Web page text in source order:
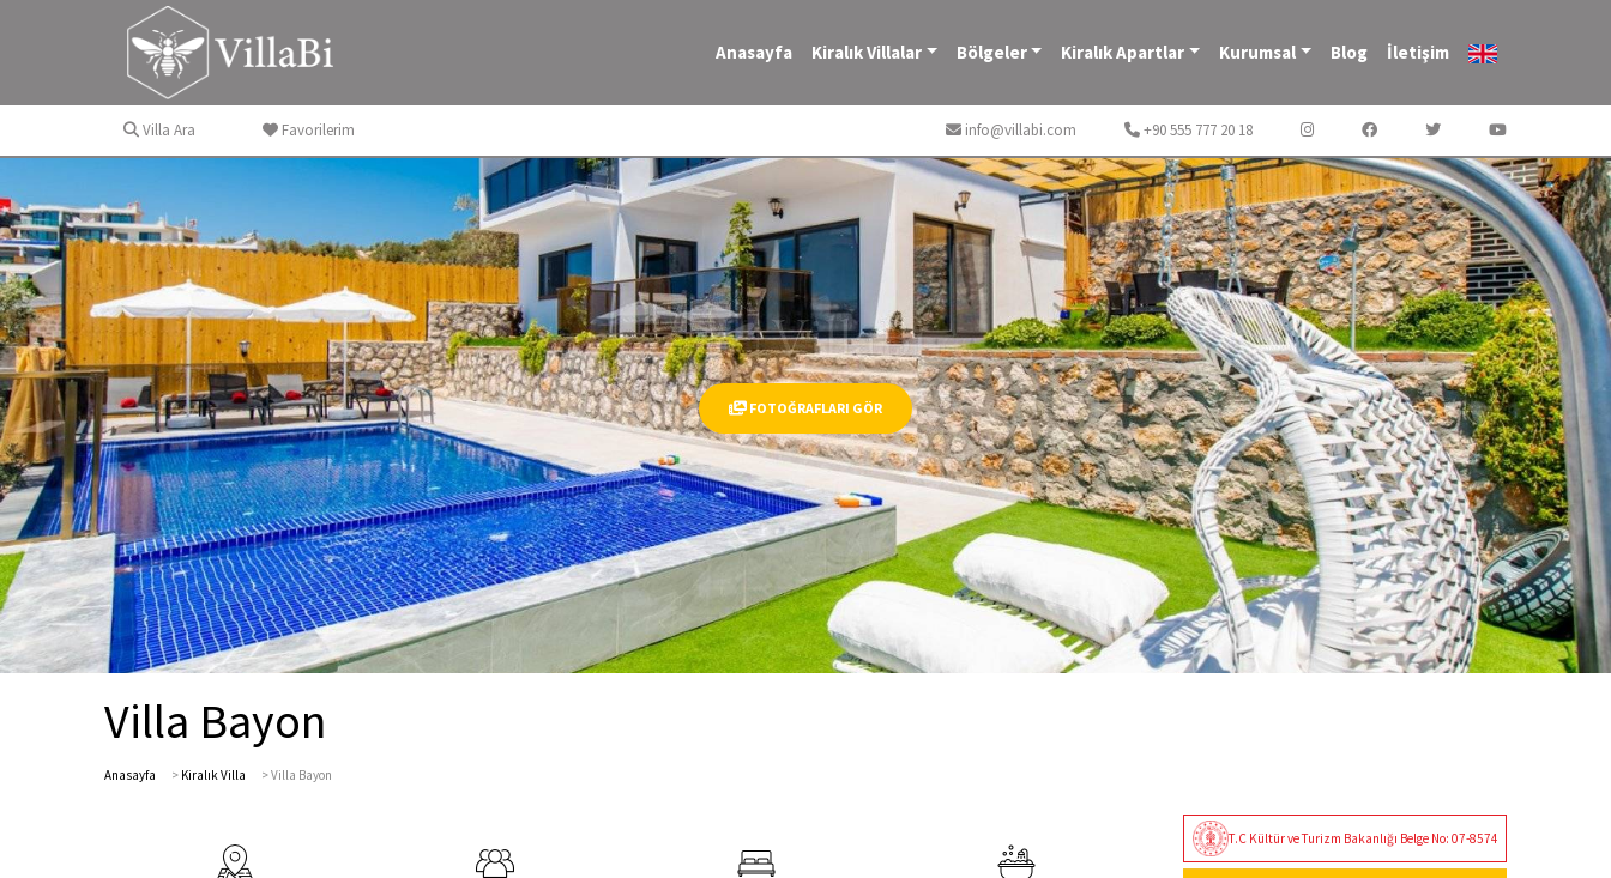
Anasayfa Kiralık Villalar Bölgeler Kiralık Apartlar Kurumsal Blog İletişim
Villa Ara Favorilerim info@villabi.com +90 555 777 20 18
FOTOĞRAFLARI GÖR
Villa Bayon
Anasayfa > Kiralık Villa >Villa Bayon
T.C Kültür ve Turizm Bakanlığı Belge No: 07-8574